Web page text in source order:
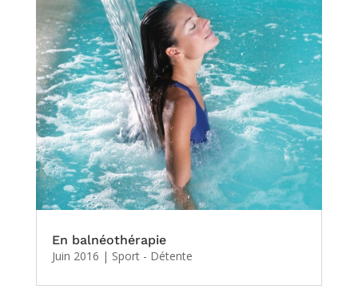
En balnéothérapie
Juin 2016 | Sport - Détente